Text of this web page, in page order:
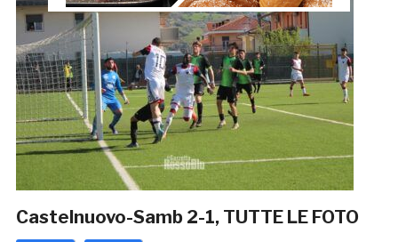
Castelnuovo-Samb 2-1, TUTTE LE FOTO